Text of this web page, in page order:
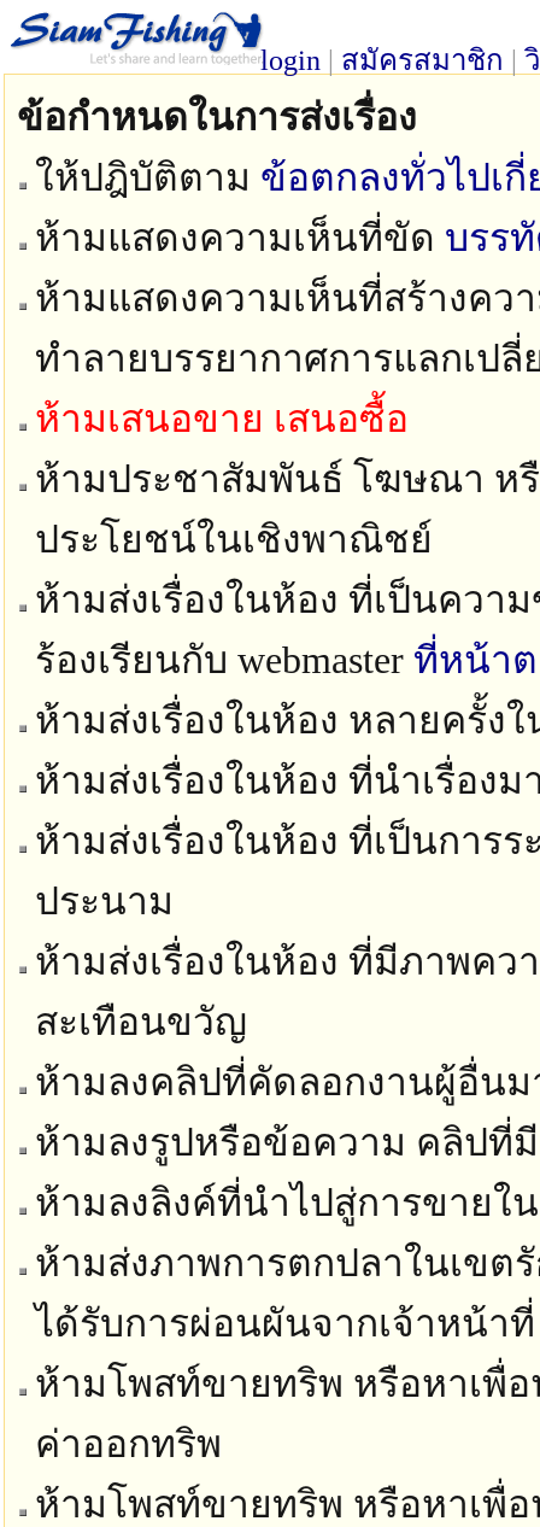
login | สมัครสมาชิก |
ข้อกำหนดในการส่งเรื่อง
ให้ปฎิบัติตาม ข้อตกลงทั่วไปเ
ห้ามแสดงความเห็นที่ขัด บรร
ห้ามแสดงความเห็นที่สร้างคว
ทำลายบรรยากาศการแลกเปลี่
ห้ามเสนอขาย เสนอซื้อ
ห้ามประชาสัมพันธ์ โฆษณา ห
ประโยชน์ในเชิงพาณิชย์
ห้ามส่งเรื่องในห้อง ที่เป็นคว
ร้องเรียนกับ webmaster ที่หน้า
ห้ามส่งเรื่องในห้อง หลายครั้ง
ห้ามส่งเรื่องในห้อง ที่นำเรื่องม
ห้ามส่งเรื่องในห้อง ที่เป็นการ
ประนาม
ห้ามส่งเรื่องในห้อง ที่มีภาพค
สะเทือนขวัญ
ห้ามลงคลิปที่คัดลอกงานผู้อื่นม
ห้ามลงรูปหรือข้อความ คลิปที่มี
ห้ามลงลิงค์ที่นำไปสู่การขายใ
ห้ามส่งภาพการตกปลาในเขต
ได้รับการผ่อนผันจากเจ้าหน้าที่
ห้ามโพสท์ขายทริพ หรือหาเพื่
ค่าออกทริพ
ห้ามโพสท์ขายทริพ หรือหาเพื่